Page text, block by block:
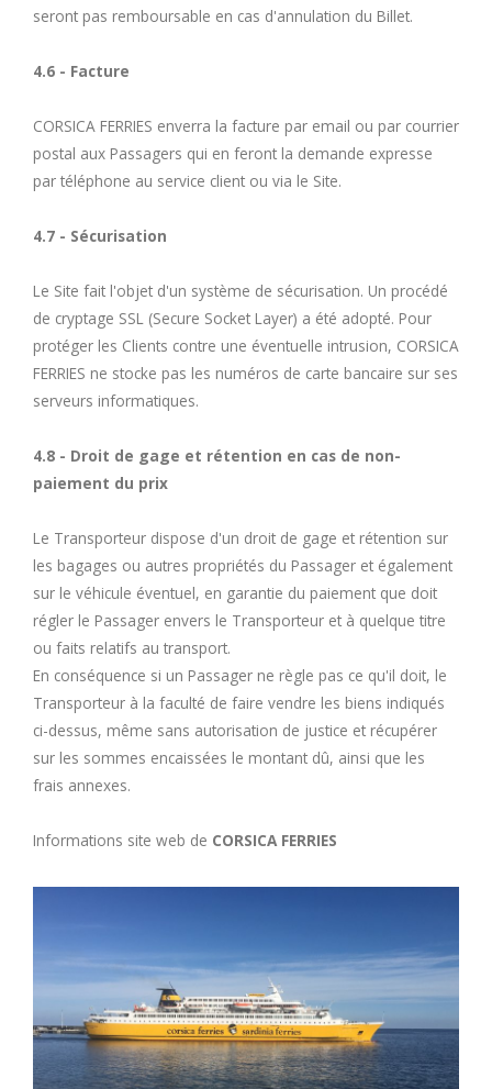
seront pas remboursable en cas d'annulation du Billet.
4.6 - Facture
CORSICA FERRIES enverra la facture par email ou par courrier
postal aux Passagers qui en feront la demande expresse
par téléphone au service client ou via le Site.
4.7 - Sécurisation
Le Site fait l'objet d'un système de sécurisation. Un procédé
de cryptage SSL (Secure Socket Layer) a été adopté. Pour
protéger les Clients contre une éventuelle intrusion, CORSICA
FERRIES ne stocke pas les numéros de carte bancaire sur ses
serveurs informatiques.
4.8 - Droit de gage et rétention en cas de non-
paiement du prix
Le Transporteur dispose d'un droit de gage et rétention sur
les bagages ou autres propriétés du Passager et également
sur le véhicule éventuel, en garantie du paiement que doit
régler le Passager envers le Transporteur et à quelque titre
ou faits relatifs au transport.
En conséquence si un Passager ne règle pas ce qu'il doit, le
Transporteur à la faculté de faire vendre les biens indiqués
ci-dessus, même sans autorisation de justice et récupérer
sur les sommes encaissées le montant dû, ainsi que les
frais annexes.
Informations site web de CORSICA FERRIES